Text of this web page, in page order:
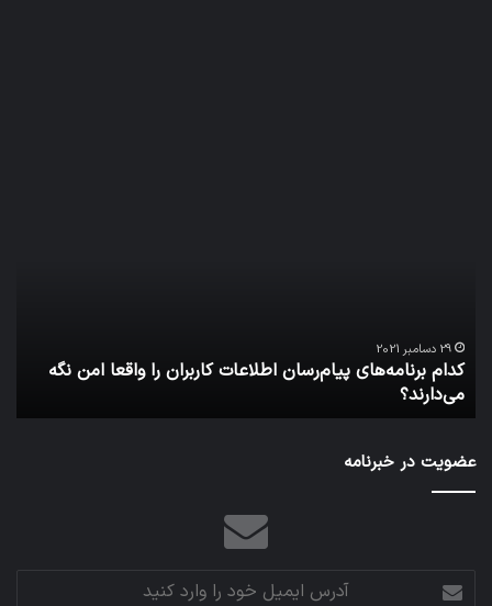
امن
نگه
می‌دارند؟
29 دسامبر 2021
کدام برنامه‌های پیام‌رسان اطلاعات کاربران را واقعا امن نگه
می‌دارند؟
عضویت در خبرنامه
آدرس